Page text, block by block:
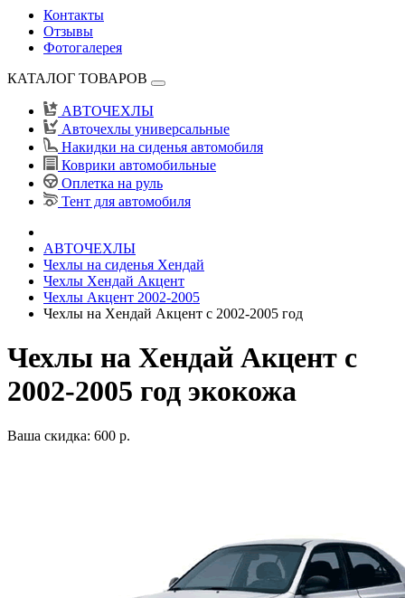
Контакты
Отзывы
Фотогалерея
КАТАЛОГ ТОВАРОВ
АВТОЧЕХЛЫ
Авточехлы универсальные
Накидки на сиденья автомобиля
Коврики автомобильные
Оплетка на руль
Тент для автомобиля
АВТОЧЕХЛЫ
Чехлы на сиденья Хендай
Чехлы Хендай Акцент
Чехлы Акцент 2002-2005
Чехлы на Хендай Акцент с 2002-2005 год
Чехлы на Хендай Акцент с
2002-2005 год экокожа
Ваша скидка: 600 р.